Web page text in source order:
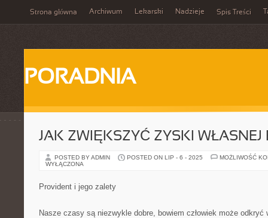
Strona główna Archiwum Lekarski Nadzieje Spis Treści
PORADNIA
JAK ZWIĘKSZYĆ ZYSKI WŁASNEJ
POSTED BY ADMIN POSTED ON LIP - 6 - 2025
MOŻLIWOŚĆ
WYŁĄCZONA
Provident i jego zalety
Nasze czasy są niezwykle dobre, bowiem człowiek może